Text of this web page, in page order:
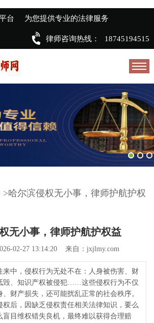
台 为您提供专业的法律服务
律师咨询热线： 18745194515
>哈尔滨侵权无小事，律师护航护权
无小事，律师护航护权益
02-27 13:14:20 来自：jxjlmy.com
来中，侵权行为无处不在：人身被伤害、财
毁、知识产权被侵犯……这些侵权行为不仅
财产损失，还可能扰乱正常的社会秩序。
权后，因缺乏侵权责任相关法律知识，要么
盲目维权错失良机，最终难以获得合理赔